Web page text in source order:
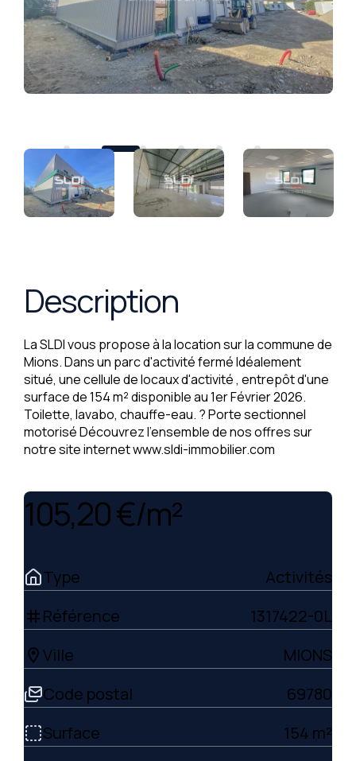
Description
La SLDI vous propose à la location sur la commune de
Mions. Dans un parc d'activité fermé Idéalement
situé, une cellule de locaux d'activité , entrepôt d'une
surface de 154 m² disponible au 1er Février 2026.
Toilette, lavabo, chauffe-eau. ? Porte sectionnel
motorisé Découvrez l'ensemble de nos offres sur
notre site internet www.sldi-immobilier.com
105,20 €/m²
Type Activités
tag Référence 1317422-0L
location_on Ville
MIONS
Code postal
69780
Surface
154 m²